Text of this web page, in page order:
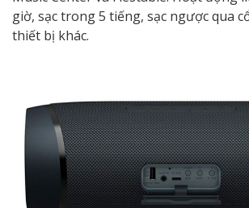
giờ, sạc trong 5 tiếng, sạc ngược qua
thiết bị khác.